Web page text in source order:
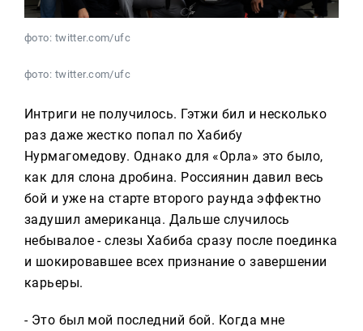
фото: twitter.com/ufc
фото: twitter.com/ufc
Интриги не получилось. Гэтжи бил и несколько
раз даже жестко попал по Хабибу
Нурмагомедову. Однако для «Орла» это было,
как для слона дробина. Россиянин давил весь
бой и уже на старте второго раунда эффектно
задушил американца. Дальше случилось
небывалое - слезы Хабиба сразу после поединка
и шокировавшее всех признание о завершении
карьеры.
- Это был мой последний бой. Когда мне